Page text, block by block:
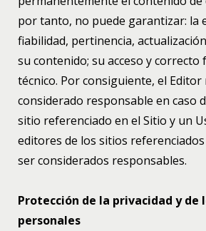
por tanto, no puede garantizar: la
fiabilidad, pertinencia,
su contenido; su acceso y
técnico. Por consiguiente, el
considerado responsable en caso
sitio referenciado en el Sitio y un
editores de los sitios
ser considerados responsables.
Protección de la privacidad y de
personales